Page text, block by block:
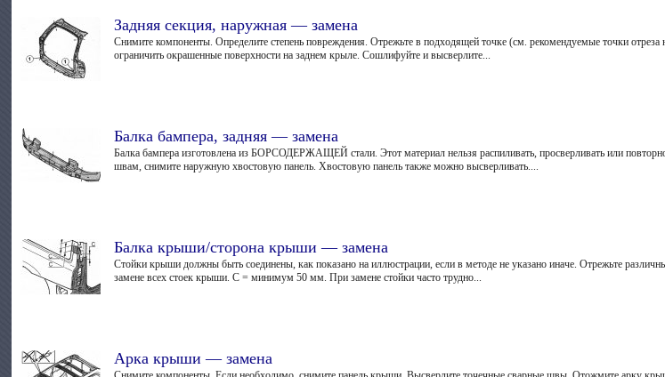
Задняя секция, наружная — замена
Снимите компоненты. Определите степень повреждения. Отрежьте в подходящей точке (см. рекомендуемые точки
ограничить окрашенные поверхности на заднем крыле. Сошлифуйте и высверлите...
Балка бампера, задняя — замена
Балка бампера изготовлена из БОРСОДЕРЖАЩЕЙ стали. Этот материал нельзя распиливать, просверливать или
швам, снимите наружную хвостовую панель. Хвостовую панель также можно высверливать....
Балка крыши/сторона крыши — замена
Стойки крыши должны быть соединены, как показано на иллюстрации, если в методе не указано иначе. Отрежьте
замене всех стоек крыши. С = минимум 50 мм. При замене стойки часто трудно...
Арка крыши — замена